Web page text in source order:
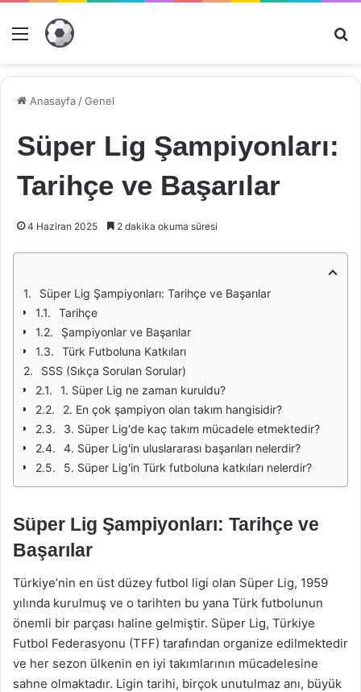
Menü
Anasayfa /Genel
Süper Lig Şampiyonları:
Tarihçe ve Başarılar
4 Haziran 2025 2 dakika okuma süresi
Süper Lig Şampiyonları: Tarihçe ve Başarılar
Tarihçe
Şampiyonlar ve Başarılar
Türk Futboluna Katkıları
SSS (Sıkça Sorulan Sorular)
1. Süper Lig ne zaman kuruldu?
2. En çok şampiyon olan takım hangisidir?
3. Süper Lig'de kaç takım mücadele etmektedir?
4. Süper Lig'in uluslararası başarıları nelerdir?
5. Süper Lig'in Türk futboluna katkıları nelerdir?
Süper Lig Şampiyonları: Tarihçe ve
Başarılar
Türkiye’nin en üst düzey futbol ligi olan Süper Lig, 1959
yılında kurulmuş ve o tarihten bu yana Türk futbolunun
önemli bir parçası haline gelmiştir. Süper Lig, Türkiye
Futbol Federasyonu (TFF) tarafından organize edilmektedir
ve her sezon ülkenin en iyi takımlarının mücadelesine
sahne olmaktadır. Ligin tarihi, birçok unutulmaz anı, büyük